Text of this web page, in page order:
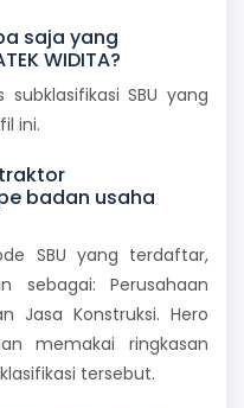
saja yang
WIDITA?
SBU yang
ini.
badan usaha
SBU yang terdaftar,
sebagai: Perusahaan
Jasa Konstruksi. Hero
memakai ringkasan
tersebut.